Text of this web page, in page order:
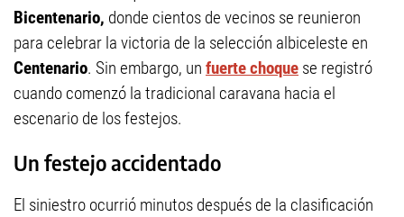
Bicentenario, donde cientos de vecinos se reunieron
para celebrar la victoria de la selección albiceleste en
Centenario. Sin embargo, un fuerte choque se registró
cuando comenzó la tradicional caravana hacia el
escenario de los festejos.
Un festejo accidentado
El siniestro ocurrió minutos después de la clasificación